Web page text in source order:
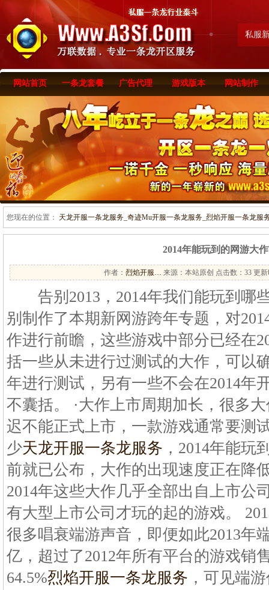
私服
网站首页 一条龙套餐 广告代理 游戏版本 网站制作
您现在的位置： 天龙开服一条龙服务_奇迹Mu开服一条龙服务_烈焰开服一条龙服
2014年能玩到的网游大
作者： 烈焰开服… 来源：本站原创 点击数： 33 更新
告别2013，2014年我们能玩到哪
别制作了本期新网游跨年专题，对
作进行前瞻，这些游戏中部分已经在
括一些从未进行过测试的大作，可以
年进行测试，另有一些不会在2014年
不囊括。 ·大作上市周期加长，很多
迟不能正式上市，一款游戏通常要测
少天龙开服一条龙服务 ，2014年能玩
前就已公布，大作的出现速度正在降
2014年这些大作几乎全部出自上市公
有大型上市公司才玩的起的游戏。
很多唱衰端游声音，即便如此2013年
亿，超过了2012年所有平台的游戏销
64.5%烈焰开服一条龙服务 ，可见端